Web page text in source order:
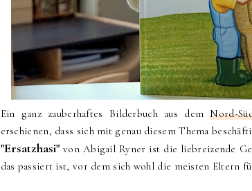
Ein ganz zauberhaftes Bilderbuch aus demNord-
erschienen, dass sich mit genau diesem Thema
"Ersatzhasi" von Abigail Ryner ist die liebreizende
das passiert ist, vor dem sich wohl die meisten Eltern